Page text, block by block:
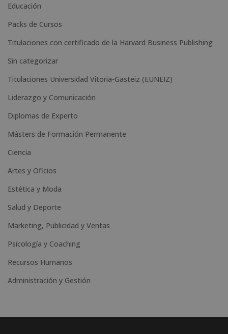
i
v
e
Educación
Packs de Cursos
Titulaciones con certificado de la Harvard Business Publishing
Sin categorizar
Titulaciones Universidad Vitoria-Gasteiz (EUNEIZ)
Liderazgo y Comunicación
Diplomas de Experto
Másters de Formación Permanente
Ciencia
Artes y Oficios
Estética y Moda
Salud y Deporte
Marketing, Publicidad y Ventas
Psicología y Coaching
Recursos Humanos
Administración y Gestión